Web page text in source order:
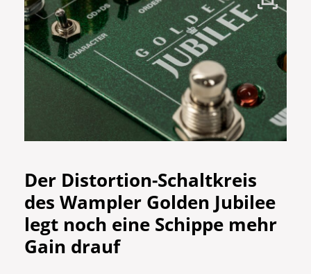
Der Distortion-Schaltkreis
des Wampler Golden Jubilee
legt noch eine Schippe mehr
Gain drauf